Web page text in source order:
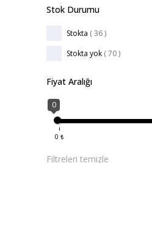
Stok Durumu
Stokta ( 36 )
Stokta yok ( 70 )
Fiyat Aralığı
0
0 ₺
Filtreleri temizle